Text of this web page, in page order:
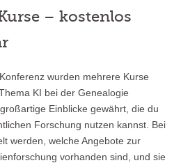
– kostenlos
wurden mehrere Kurse
KI bei der Genealogie
Einblicke gewährt, die du
Forschung nutzen kannst. Bei
werden, welche Angebote zur
vorhanden sind, und sie